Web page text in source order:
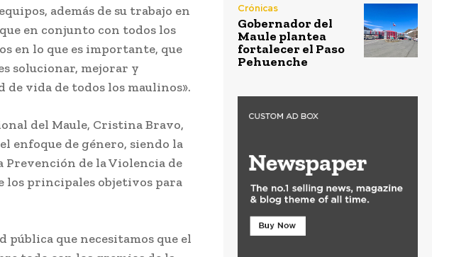
además de su trabajo en
en conjunto con todos los
en lo que es importante, que
solucionar, mejorar y
vida de todos los maulinos».
del Maule, Cristina Bravo,
enfoque de género, siendo la
de la Violencia de
los principales objetivos para
pública que necesitamos que el
Crónicas
Gobernador del
Maule plantea
fortalecer el Paso
Pehuenche